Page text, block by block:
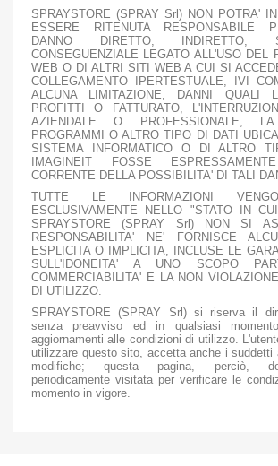
SPRAYSTORE (SPRAY Srl) NON POTRA'
ESSERE RITENUTA RESPONSABILE
DANNO DIRETTO, INDIRETTO,
CONSEGUENZIALE LEGATO ALL'USO DEL
WEB O DI ALTRI SITI WEB A CUI SI
COLLEGAMENTO IPERTESTUALE, IVI
ALCUNA LIMITAZIONE, DANNI QUALI
PROFITTI O FATTURATO,
AZIENDALE O PROFESSIONALE,
PROGRAMMI O ALTRO TIPO DI DATI
SISTEMA INFORMATICO O DI ALTRO
IMAGINEIT FOSSE
CORRENTE DELLA POSSIBILITA' DI TALI
TUTTE LE INFORMAZIONI
ESCLUSIVAMENTE NELLO "STATO IN
SPRAYSTORE (SPRAY Srl) NON SI
RESPONSABILITA' NE' FORNISCE
ESPLICITA O IMPLICITA, INCLUSE LE
SULL'IDONEITA' A UNO SCOPO
COMMERCIABILITA' E LA NON
DI UTILIZZO.
SPRAYSTORE (SPRAY Srl) si riserva il
senza preavviso ed in qualsiasi
aggiornamenti alle condizioni di utilizzo.
utilizzare questo sito, accetta anche i suddetti
modifiche; questa pagina, perciò,
periodicamente visitata per verificare le
momento in vigore.